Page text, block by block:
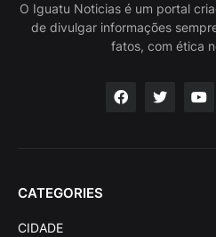
O Iguatu Noticias é um portal
de divulgar informações
fatos, com ética
CATEGORIES
CIDADE